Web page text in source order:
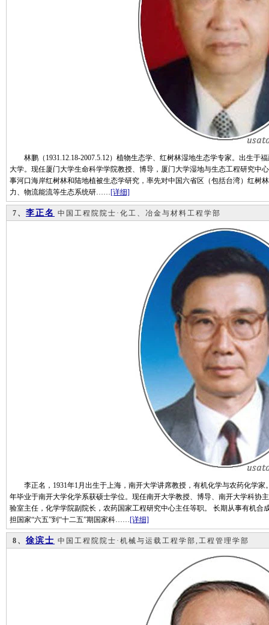
林鹏（1931.12.18-2007.5.12）植物生态学、红树林湿地生态学专家。出生于
大学。现任厦门大学生命科学学院教授、博导，厦门大学湿地与生态工程研究中
事河口海岸红树林和陆地植被生态学研究，率先对中国六省区（包括台湾）红树
力、物流能流等生态系统研……[详细]
7、 李正名 中国工程院院士·化工、冶金与材料工程学部
李正名，1931年1月出生于上海，南开大学讲席教授，有机化学与农药化学家
年毕业于南开大学化学系获硕士学位。现任南开大学教授、博导、南开大学科协
验室主任，化学学院副院长，农药国家工程研究中心主任等职。 长期从事有机
担国家“六五”到“十二五”期国家科……[详细]
8、 徐滨士 中国工程院院士·机械与运载工程学部,工程管理学部